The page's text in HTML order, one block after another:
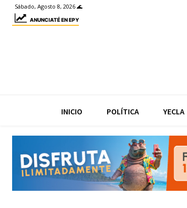
Sábado, Agosto 8, 2026 🌊
ANUNCIATÉ EN EPY
INICIO POLÍTICA YECLA